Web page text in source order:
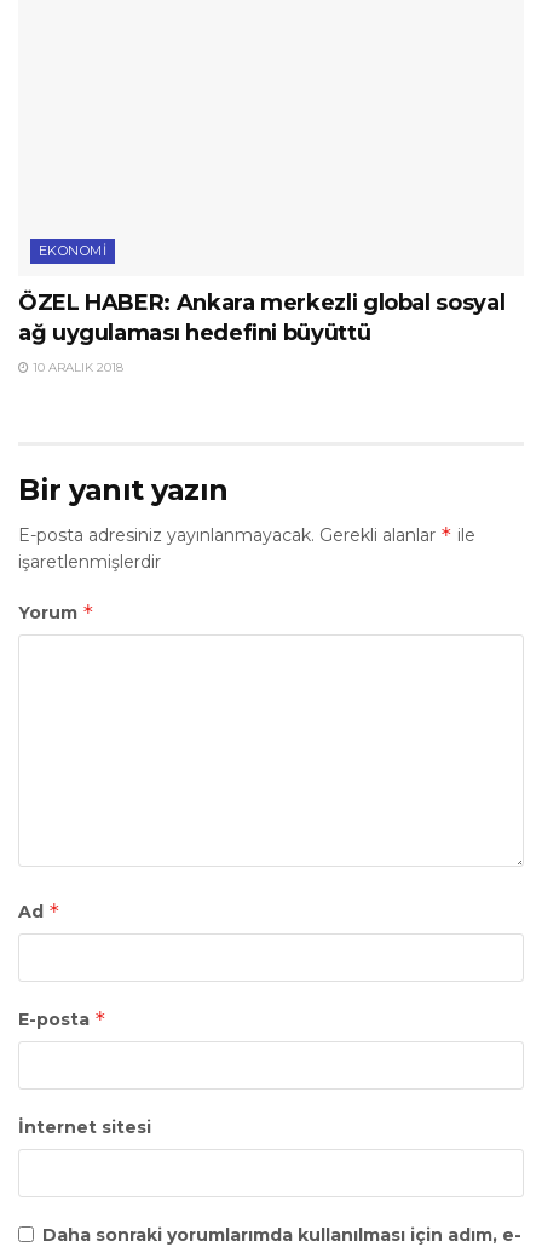
EKONOMI
ÖZEL HABER: Ankara merkezli global sosyal
ağ uygulaması hedefini büyüttü
10 ARALIK 2018
Bir yanıt yazın
E-posta adresiniz yayınlanmayacak. Gerekli alanlar * ile
işaretlenmişlerdir
Yorum *
Ad *
E-posta *
İnternet sitesi
Daha sonraki yorumlarımda kullanılması için adım, e-